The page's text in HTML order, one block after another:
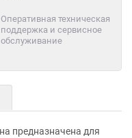
Оперативная техническая
поддержка и сервисное
обслуживание
предназначена для